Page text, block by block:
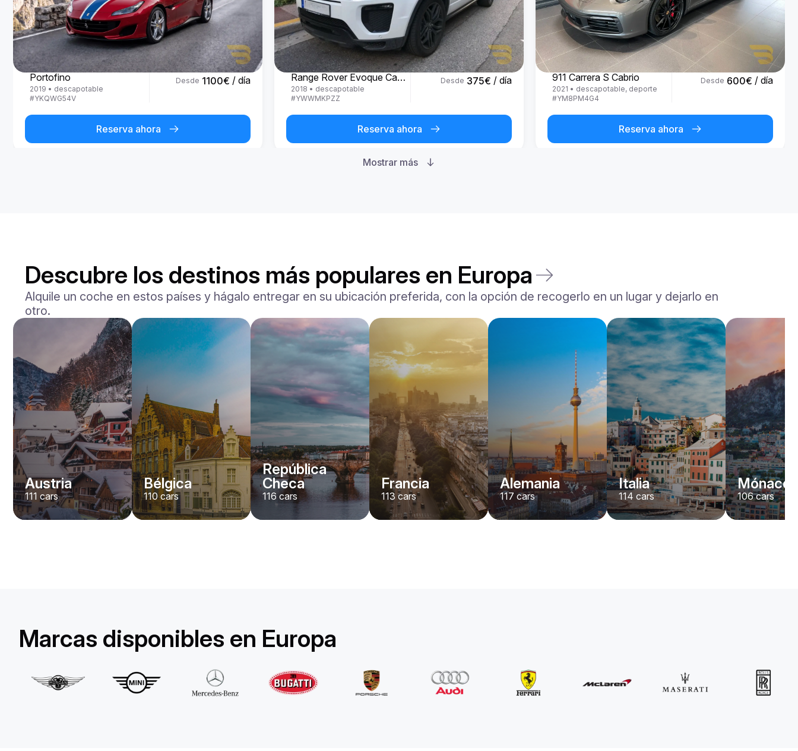
Ferrari
Portofino
2019 • descapotable
#YKQWG54V
Desde 1100€ / día
Reserva ahora
Land Rover
Range Rover Evoque Cabrio
2018 • descapotable
#YWWMKPZZ
Desde 375€ / día
Reserva ahora
Porsche
911 Carrera S Cabrio
2021 • descapotable, deporte
#YM8PM4G4
Desde 600€ / día
Reserva ahora
Mercedes Benz
Maybach S-klasse 580
Desde 750€ / día
Reserva ahora
F8 Spider
2022
descapotable, deporte
€
Reserva ahora
descapotable
YJPXZKDA
Desde 2200
Reserva ahora
Reserva ahora
Mostrar más
Descubre los destinos más populares en Europa
Alquile un coche en estos países y hágalo entregar en su ubicación preferida, con la opción de recogerlo en un lugar y dejarlo en
otro.
Austria
111 cars
Bélgica
110cars
República
Checa
116cars
Francia
113cars
Alemania
117 cars
Italia
114 cars
Mónaco
106cars
Marcas disponibles en Europa